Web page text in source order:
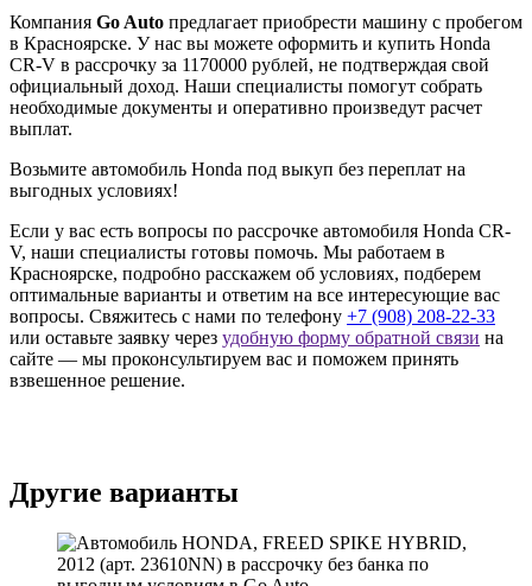
Компания Go Auto предлагает приобрести машину с пробегом
в Красноярске. У нас вы можете оформить и купить Honda
CR-V в рассрочку за 1170000 рублей, не подтверждая свой
официальный доход. Наши специалисты помогут собрать
необходимые документы и оперативно произведут расчет
выплат.
Возьмите автомобиль Honda под выкуп без переплат на
выгодных условиях!
Если у вас есть вопросы по рассрочке автомобиля Honda CR-
V, наши специалисты готовы помочь. Мы работаем в
Красноярске, подробно расскажем об условиях, подберем
оптимальные варианты и ответим на все интересующие вас
вопросы. Свяжитесь с нами по телефону +7 (908) 208-22-33
или оставьте заявку через удобную форму обратной связи на
сайте — мы проконсультируем вас и поможем принять
взвешенное решение.
Другие варианты